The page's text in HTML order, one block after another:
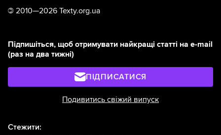
© 2010—2026 Texty.org.ua
Підпишіться, щоб отримувати найкращі статті на e-mail
(раз на два тижні)
ПІДПИСАТИСЯ
Подивитись свіжий випуск
Стежити: